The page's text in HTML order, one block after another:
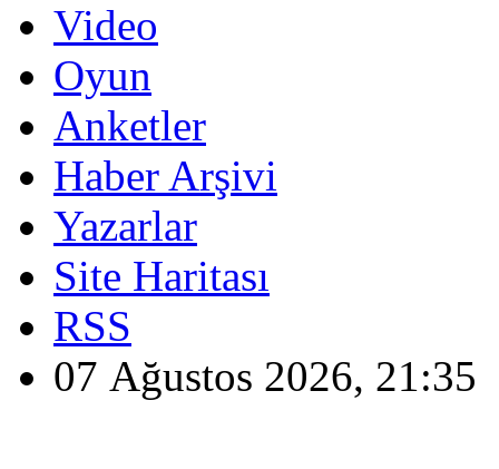
Video
Oyun
Anketler
Haber Arşivi
Yazarlar
Site Haritası
RSS
07 Ağustos 2026, 21:35